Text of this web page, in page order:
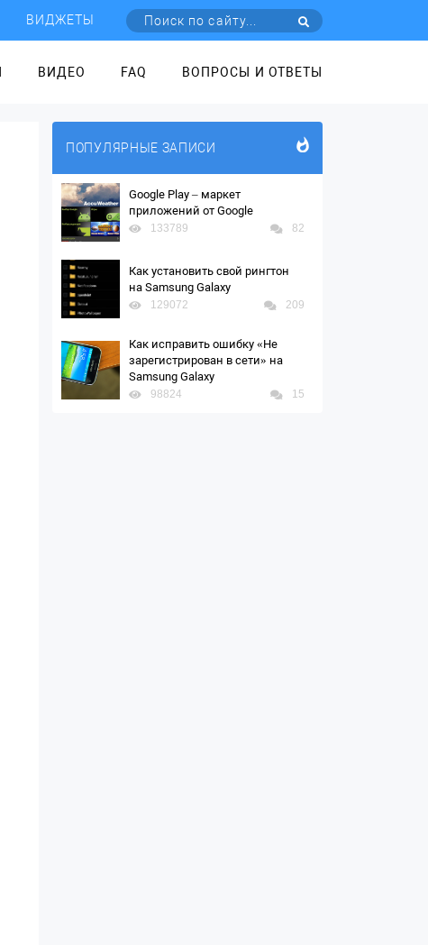
ВИДЖЕТЫ
ВИДЕО FAQ ВОПРОСЫ И ОТВЕТЫ
ПОПУЛЯРНЫЕ ЗАПИСИ
Google Play – маркет
приложений от Google
133789 82
Как установить свой рингтон
на Samsung Galaxy
129072 209
Как исправить ошибку «Не
зарегистрирован в сети» на
Samsung Galaxy
98824 15